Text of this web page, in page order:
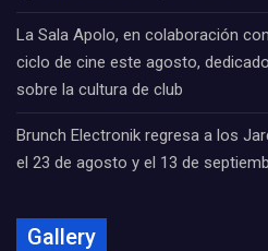
La Sala Apolo, en colaboración
ciclo de cine este agosto,
sobre la cultura de club
Brunch Electronik regresa a los
el 23 de agosto y el 13 de
Gallery